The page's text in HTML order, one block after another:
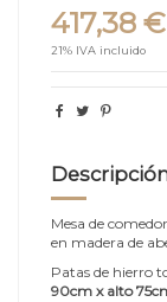
417,38 €
21% IVA incluido
Mesa de
en madera de
Patas de hierro
90cm x alto